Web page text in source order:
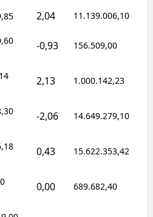
2,04 11.139.006,10
-0,93 156.509,00
2,13 1.000.142,23
-2,06 14.649.279,10
0,43 15.622.353,42
0,00 689.682,40